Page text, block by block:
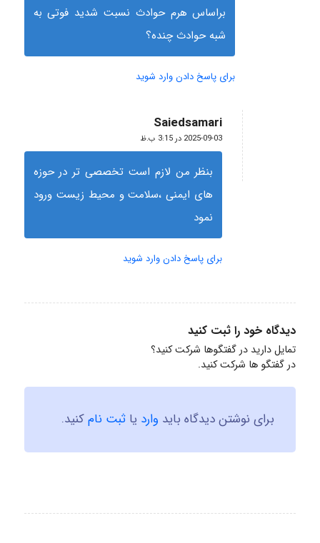
براساس هرم حوادث نسبت شدید فوتی به
شبه حوادث چنده؟
برای پاسخ دادن وارد شوید
Saiedsamari
گفته:
2025-09-03 در 3:15 ب.ظ
بنظر من لازم است تخصصی تر در حوزه
های ایمنی ،سلامت و محیط زیست ورود
نمود
برای پاسخ دادن وارد شوید
دیدگاه خود را ثبت کنید
تمایل دارید در گفتگوها شرکت کنید؟
در گفتگو ها شرکت کنید.
برای نوشتن دیدگاه باید وارد یا ثبت نامکنید.